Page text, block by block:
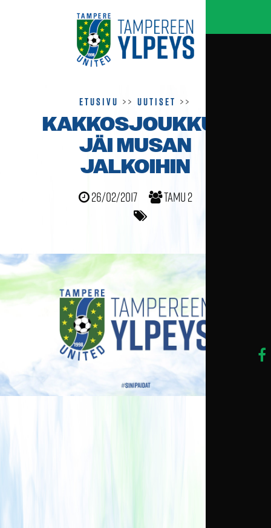
Etusivu >>Uutiset >>
KAKKOSJOUKKUE
JÄI MUSAN
JALKOIHIN
26/02/2017 TamU 2